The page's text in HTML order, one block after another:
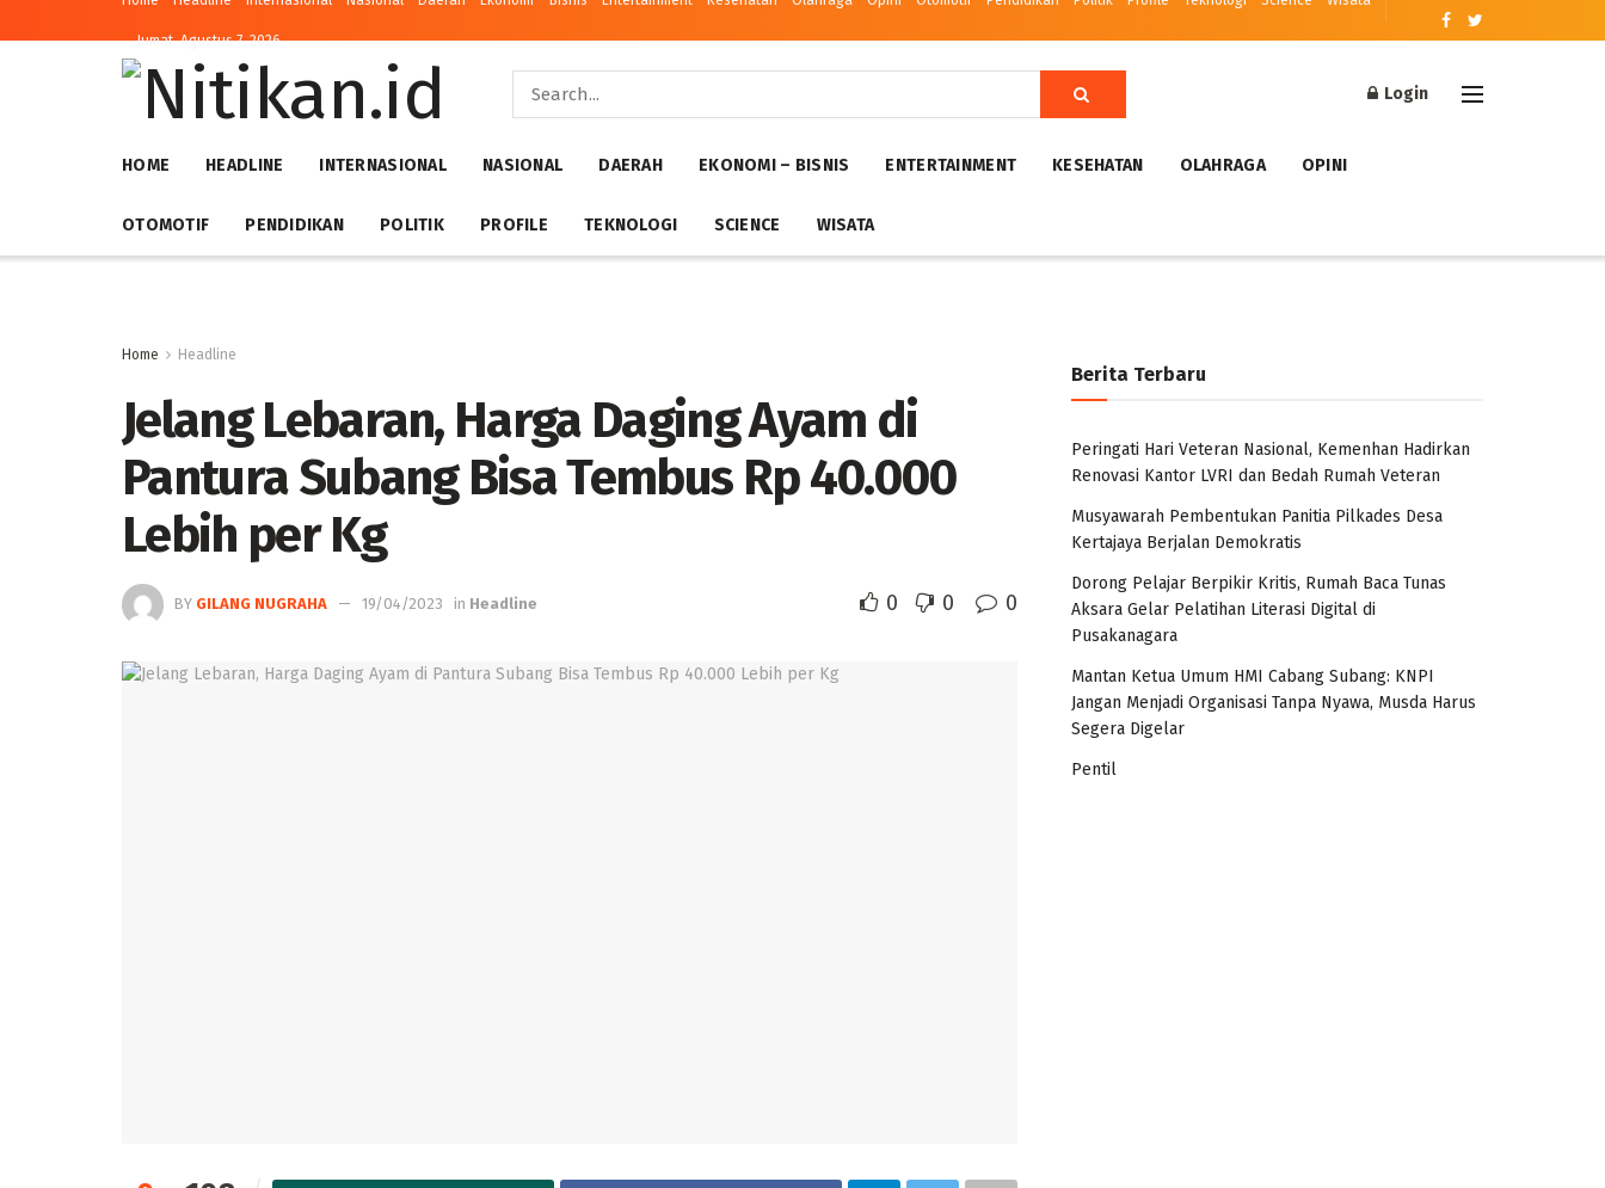
Jumat, Agustus 7, 2026
Login
HOME HEADLINE INTERNASIONAL NASIONAL DAERAH EKONOMI – BISNIS ENTERTAINMENT KESEHATAN OLAHRAGA OPINI
OTOMOTIF PENDIDIKAN POLITIK PROFILE TEKNOLOGI SCIENCE WISATA
Home Headline
Jelang Lebaran, Harga Daging Ayam di
Pantura Subang Bisa Tembus Rp 40.000
Lebih per Kg
BY GILANG NUGRAHA 19/04/2023 in Headline 0 0 0
Berita Terbaru
Peringati Hari Veteran Nasional, Kemenhan Hadirkan
Renovasi Kantor LVRI dan Bedah Rumah Veteran
Musyawarah Pembentukan Panitia Pilkades Desa
Kertajaya Berjalan Demokratis
Dorong Pelajar Berpikir Kritis, Rumah Baca Tunas
Aksara Gelar Pelatihan Literasi Digital di
Pusakanagara
Mantan Ketua Umum HMI Cabang Subang: KNPI
Jangan Menjadi Organisasi Tanpa Nyawa, Musda Harus
Segera Digelar
Pentil